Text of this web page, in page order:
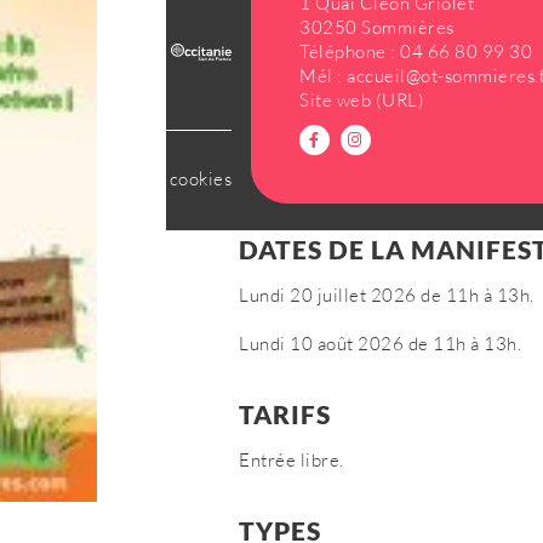
30250 Sommières
Téléphone : 04 66 80 99 30
Mél : accueil@ot-
Site web (URL)
DATES DE LA
Lundi 20 juillet 2026 de 11h à 13h.
Lundi 10 août 2026 de 11h à 13h.
TARIFS
Entrée libre.
TYPES
Gestion des cookies